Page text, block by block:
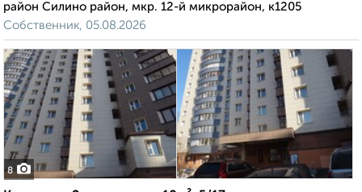
район Силино район, мкр. 12-й микрорайон, к1205
Собственник, 05.08.2026
8